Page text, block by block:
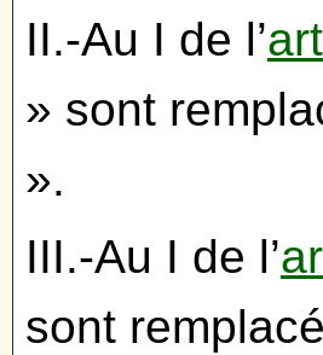
II.-Au I de l’
» sont
».
III.-Au I de l’
sont